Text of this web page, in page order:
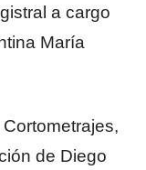
a cargo
María
de Diego